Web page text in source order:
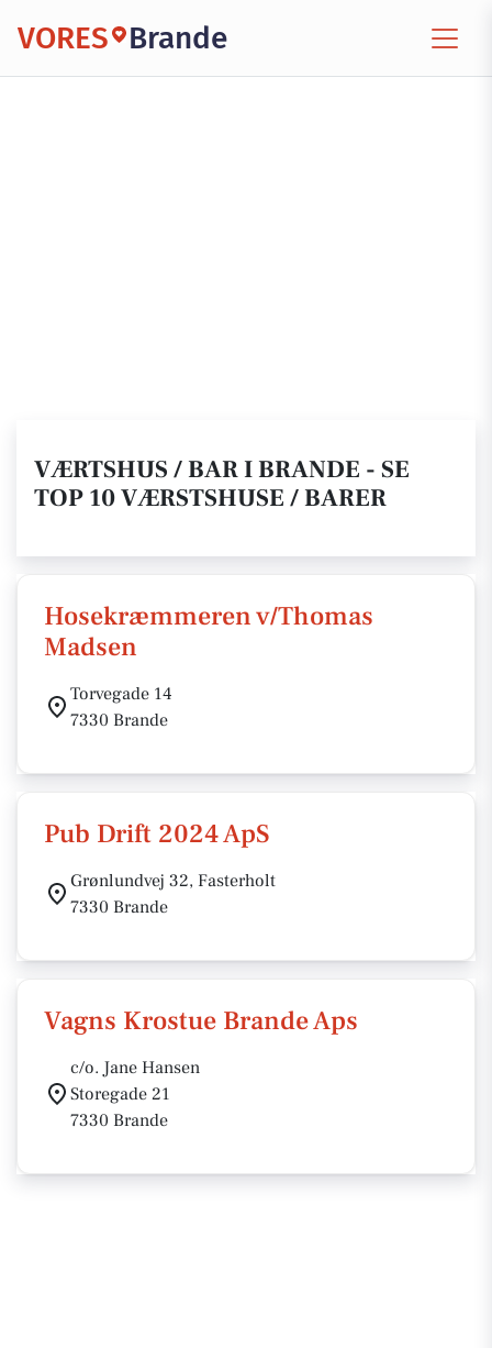
VORES Brande
VÆRTSHUS / BAR I BRANDE - SE
TOP 10 VÆRSTSHUSE / BARER
Hosekræmmeren v/Thomas
Madsen
Torvegade 14
7330 Brande
Pub Drift 2024 ApS
Grønlundvej 32, Fasterholt
7330 Brande
Vagns Krostue Brande Aps
c/o. Jane Hansen
Storegade 21
7330 Brande